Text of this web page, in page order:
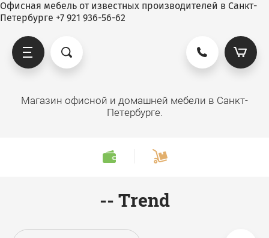
Офисная мебель от известных производителей в Санкт-
Петербурге +7 921 936-56-62
Магазин офисной и домашней мебели в Санкт-
Петербурге.
-- Trend